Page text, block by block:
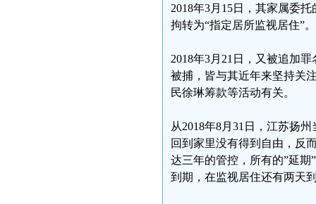
2018年3月15日，其家属委
拘转为“指定居所监视居住”。
2018年3月21日，又被追加
被捕，皆与其近年来坚持关
民徐琳筹款等活动有关。
从2018年8月31日，江苏扬
回到家里没有得到自由，反
达三年的管控，所有的”延期
到期，在监视居住还有两天